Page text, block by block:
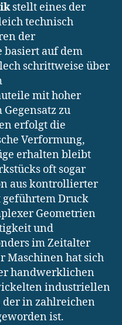
stellt eines der
technisch
der
basiert auf dem
schrittweise über
mit hoher
zu
erfolgt die
Verformung,
erhalten bleibt
oft sogar
aus kontrollierter
Druck
Geometrien
und
im Zeitalter
Maschinen hat sich
handwerklichen
industriellen
in zahlreichen
ist.